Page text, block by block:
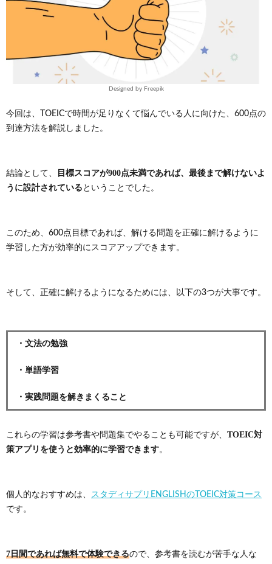
Designed by Freepik
今回は、TOEICで時間が足りなくて悩んでいる人に向けた、600点の
到達方法を解説しました。
結論として、
目標スコアが900点未満であれば、最後まで解けないよ
うに設計されている ということでした。
このため、600点目標であれば、解ける問題を正確に解けるように
学習した方が効率的にスコアアップできます。
そして、正確に解けるようになるためには、以下の3つが大事です。
・文法の勉強
・単語学習
・実践問題を解きまくること
これらの学習は参考書や問題集でやることも可能ですが、 TOEIC対
策アプリを使うと効率的に学習できます。
個人的なおすすめは、 スタディサプリENGLISHのTOEIC対策コース
です。
7日間であれば無料で体験できるので、参考書を読むが苦手な人な